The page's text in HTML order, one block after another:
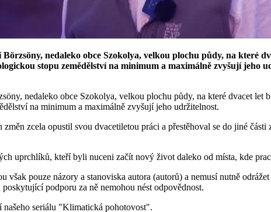
nedaleko obce Szokolya, velkou plochu půdy, na které
stopu zemědělství na minimum a maximálně zvyšují jeho
nedaleko obce Szokolya, velkou plochu půdy, na které dvacet
na minimum a maximálně zvyšují jeho udržitelnost.
zcela opustil svou dvacetiletou práci a přestěhoval se do jiné
uprchlíků, kteří byli nuceni začít nový život daleko od místa, kde
pouze názory a stanoviska autora (autorů) a nemusí nutně
podporu za ně nemohou nést odpovědnost.
našeho seriálu "Klimatická pohotovost".